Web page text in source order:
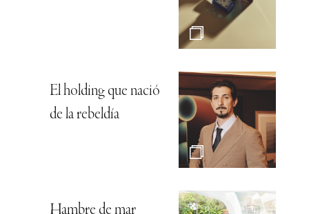
El holding que nació
de la rebeldía